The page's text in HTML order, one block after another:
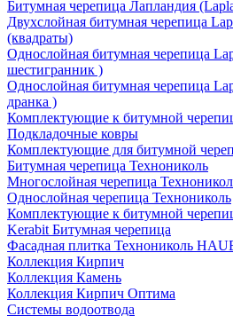
Битумная черепица Лапландия
Двухслойная битумная черепица
(квадраты)
Однослойная битумная черепица
шестигранник )
Однослойная битумная черепица
дранка )
Комплектующие к битумной
Подкладочные ковры
Комплектующие для битумной
Битумная черепица Технониколь
Многослойная черепица
Однослойная черепица Технониколь
Комплектующие к битумной
Kerabit Битумная черепица
Фасадная плитка Технониколь
Кол​лекция Кирпич
Кол​лекция Камень
Коллекция Кирпич Оптима
Системы водоотвода